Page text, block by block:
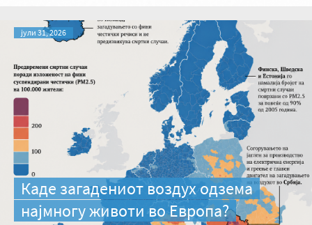
јули 31, 2026
Каде загадениот воздух одзема
најмногу животи во Европа?